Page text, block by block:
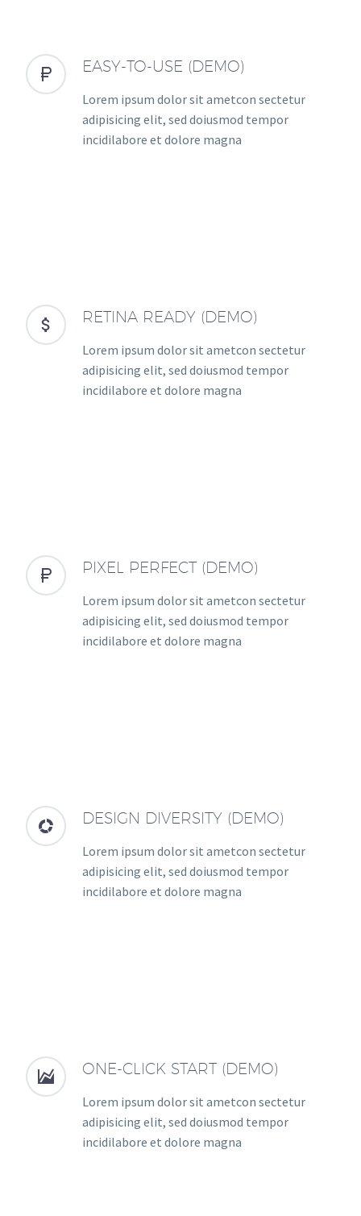

 EASY-TO-USE (DEMO)
Lorem ipsum dolor sit ametcon sectetur
adipisicing elit, sed doiusmod tempor
incidilabore et dolore magna

 RETINA READY (DEMO)
Lorem ipsum dolor sit ametcon sectetur
adipisicing elit, sed doiusmod tempor
incidilabore et dolore magna

 PIXEL PERFECT (DEMO)
Lorem ipsum dolor sit ametcon sectetur
adipisicing elit, sed doiusmod tempor
incidilabore et dolore magna

 DESIGN DIVERSITY (DEMO)
Lorem ipsum dolor sit ametcon sectetur
adipisicing elit, sed doiusmod tempor
incidilabore et dolore magna

 ONE-CLICK START (DEMO)
Lorem ipsum dolor sit ametcon sectetur
adipisicing elit, sed doiusmod tempor
incidilabore et dolore magna